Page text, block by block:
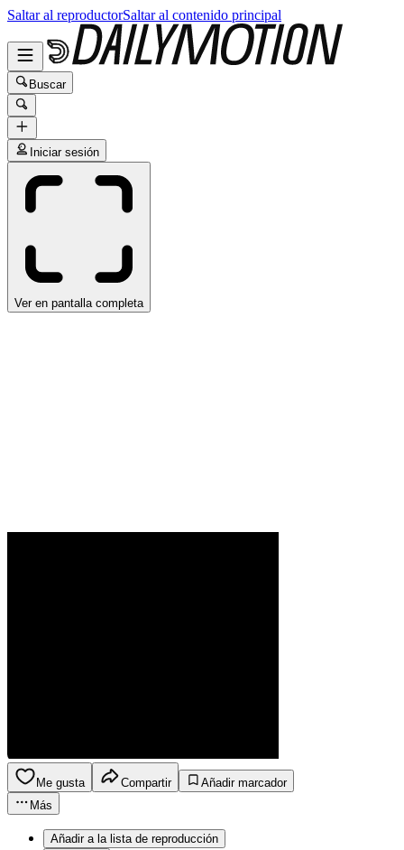
Saltar al reproductorSaltar al contenido principal
Buscar
Iniciar sesión
Ver en pantalla completa
Me gusta Compartir
Añadir marcador
Más
Añadir a la lista de reproducción